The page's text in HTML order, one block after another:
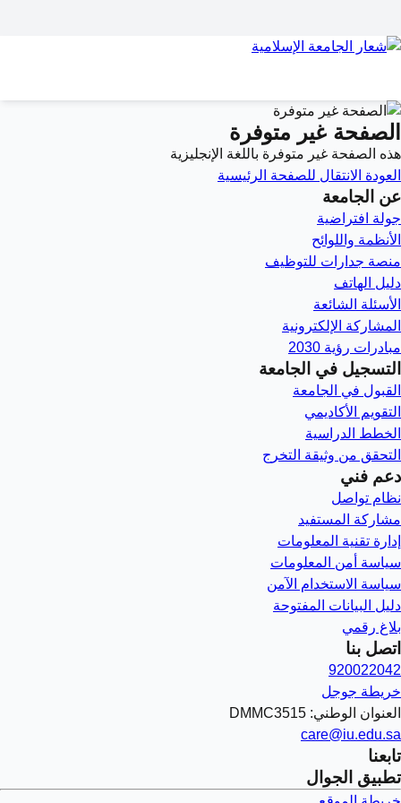
الصفحة غير متوفرة
هذه الصفحة غير متوفرة باللغة الإنجليزية
العودة الانتقال للصفحة الرئيسية
عن الجامعة
جولة افتراضية
الأنظمة واللوائح
منصة جدارات للتوظيف
دليل الهاتف
الأسئلة الشائعة
المشاركة الإلكترونية
مبادرات رؤية 2030
التسجيل في الجامعة
القبول في الجامعة
التقويم الأكاديمي
الخطط الدراسية
التحقق من وثيقة التخرج
دعم فني
نظام تواصل
مشاركة المستفيد
إدارة تقنية المعلومات
سياسة أمن المعلومات
سياسة الاستخدام الآمن
دليل البيانات المفتوحة
بلاغ رقمي
اتصل بنا
920022042
خريطة جوجل
العنوان الوطني: DMMC3515
care@iu.edu.sa
تابعنا
تطبيق الجوال